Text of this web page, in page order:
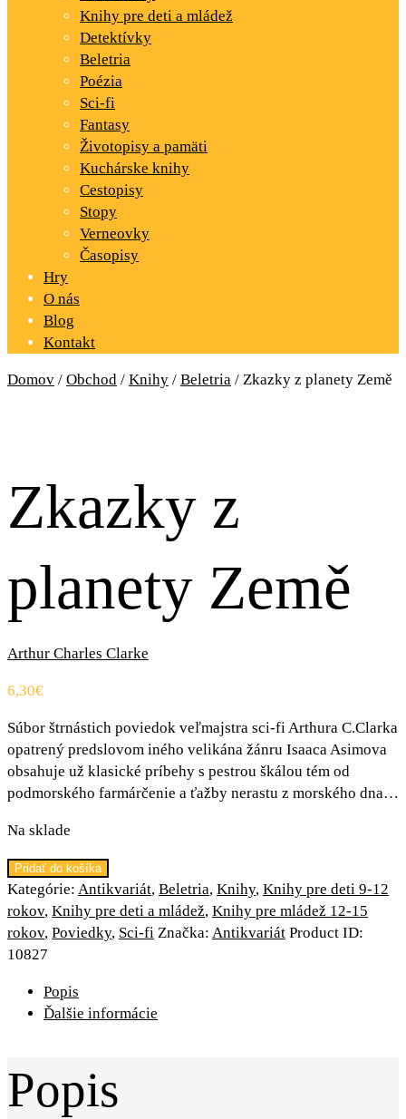
Knihy pre deti a mládež
Detektívky
Beletria
Poézia
Sci-fi
Fantasy
Životopisy a pamäti
Kuchárske knihy
Cestopisy
Stopy
Verneovky
Časopisy
Hry
O nás
Blog
Kontakt
Domov / Obchod / Knihy / Beletria / Zkazky z planety Země
Zkazky z
planety Země
Arthur Charles Clarke
6,30€
Súbor štrnástich poviedok veľmajstra sci-fi Arthura C.Clarka
opatrený predslovom iného velikána žánru Isaaca Asimova
obsahuje už klasické príbehy s pestrou škálou tém od
podmorského farmárčenie a ťažby nerastu z morského dna…
Na sklade
množstvo
Zkazky
z
planety
Země
Pridať do košíka
Kategórie: Antikvariát, Beletria, Knihy, Knihy pre deti 9-12
rokov, Knihy pre deti a mládež, Knihy pre mládež 12-15
rokov, Poviedky, Sci-fi Značka: Antikvariát Product ID:
10827
Popis
Ďalšie informácie
Popis